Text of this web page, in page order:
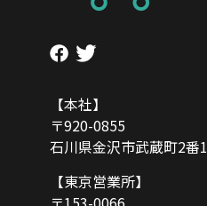
【本社】
〒920-0855
石川県金沢市武蔵町2番
【東京営業所】